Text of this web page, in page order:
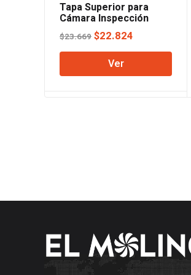
Tapa Superior para
Cámara Inspección
60×60
$23.669 El
precio
original
era:
$22.824
precio
es:
Ver